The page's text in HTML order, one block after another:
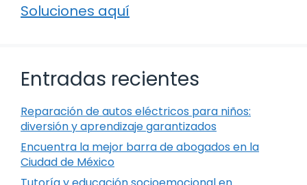
Soluciones aquí
Entradas recientes
Reparación de autos eléctricos para niños:
diversión y aprendizaje garantizados
Encuentra la mejor barra de abogados en la
Ciudad de México